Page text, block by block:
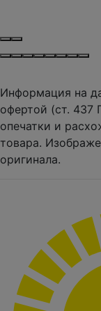
Информация на
офертой (ст.
опечатки и
товара.
оригинала.